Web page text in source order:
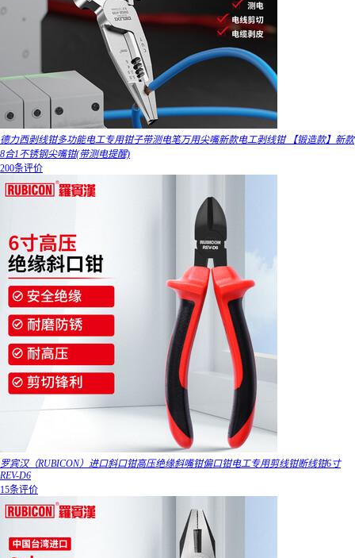
德力西剥线钳多功能电工专用钳子带测电笔万用尖嘴新款电工剥线钳 【锻造款】新款
8合1不锈钢尖嘴钳(带测电提醒)
200条评价
罗宾汉（RUBICON）进口斜口钳高压绝缘斜嘴钳偏口钳电工专用剪线钳断线钳6寸
REV-D6
15条评价